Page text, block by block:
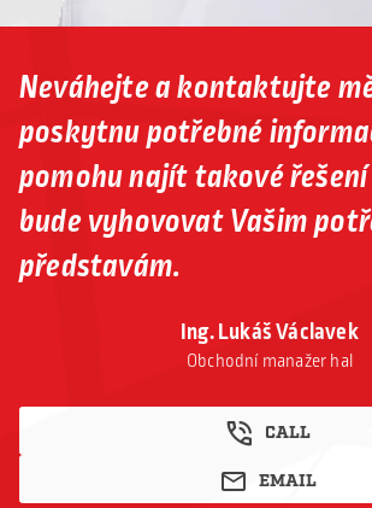
Ing. Lukáš Václavek
Obchodní manažer hal
CALL
EMAIL
Neváhejte a kontaktujte
poskytnu potřebné
pomohu najít takové
bude vyhovovat Vašim
představám.